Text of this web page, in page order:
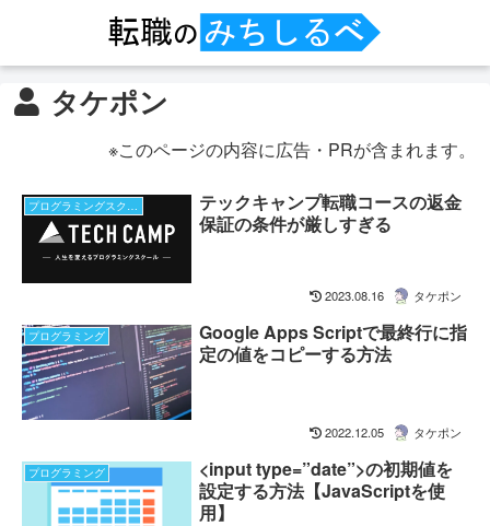
タケポン
※このページの内容に広告・PRが含まれます。
プログラミングスクール
テックキャンプ転職コースの返金
保証の条件が厳しすぎる
2023.08.16 タケポン
プログラミング
Google Apps Scriptで最終行に指
定の値をコピーする方法
2022.12.05 タケポン
プログラミング
<input type=”date”>の初期値を
設定する方法【JavaScriptを使
用】